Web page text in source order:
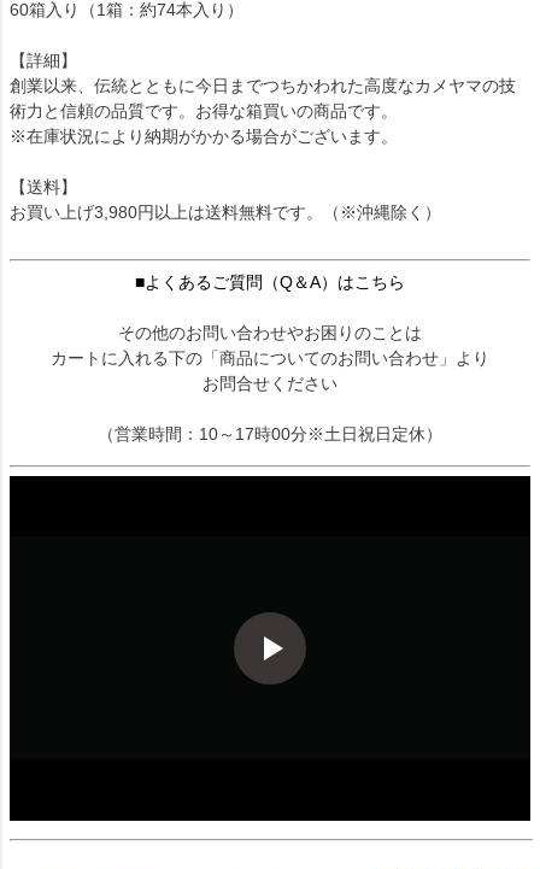
60箱入り（1箱：約74本入り）
【詳細】
創業以来、伝統とともに今日までつちかわれた高度なカメヤマの技
術力と信頼の品質です。お得な箱買いの商品です。
※在庫状況により納期がかかる場合がございます。
【送料】
お買い上げ3,980円以上は送料無料です。（※沖縄除く）
■よくあるご質問（Q＆A）はこちら
その他のお問い合わせやお困りのことは
カートに入れる下の「商品についてのお問い合わせ」より
お問合せください
（営業時間：10～17時00分※土日祝日定休）